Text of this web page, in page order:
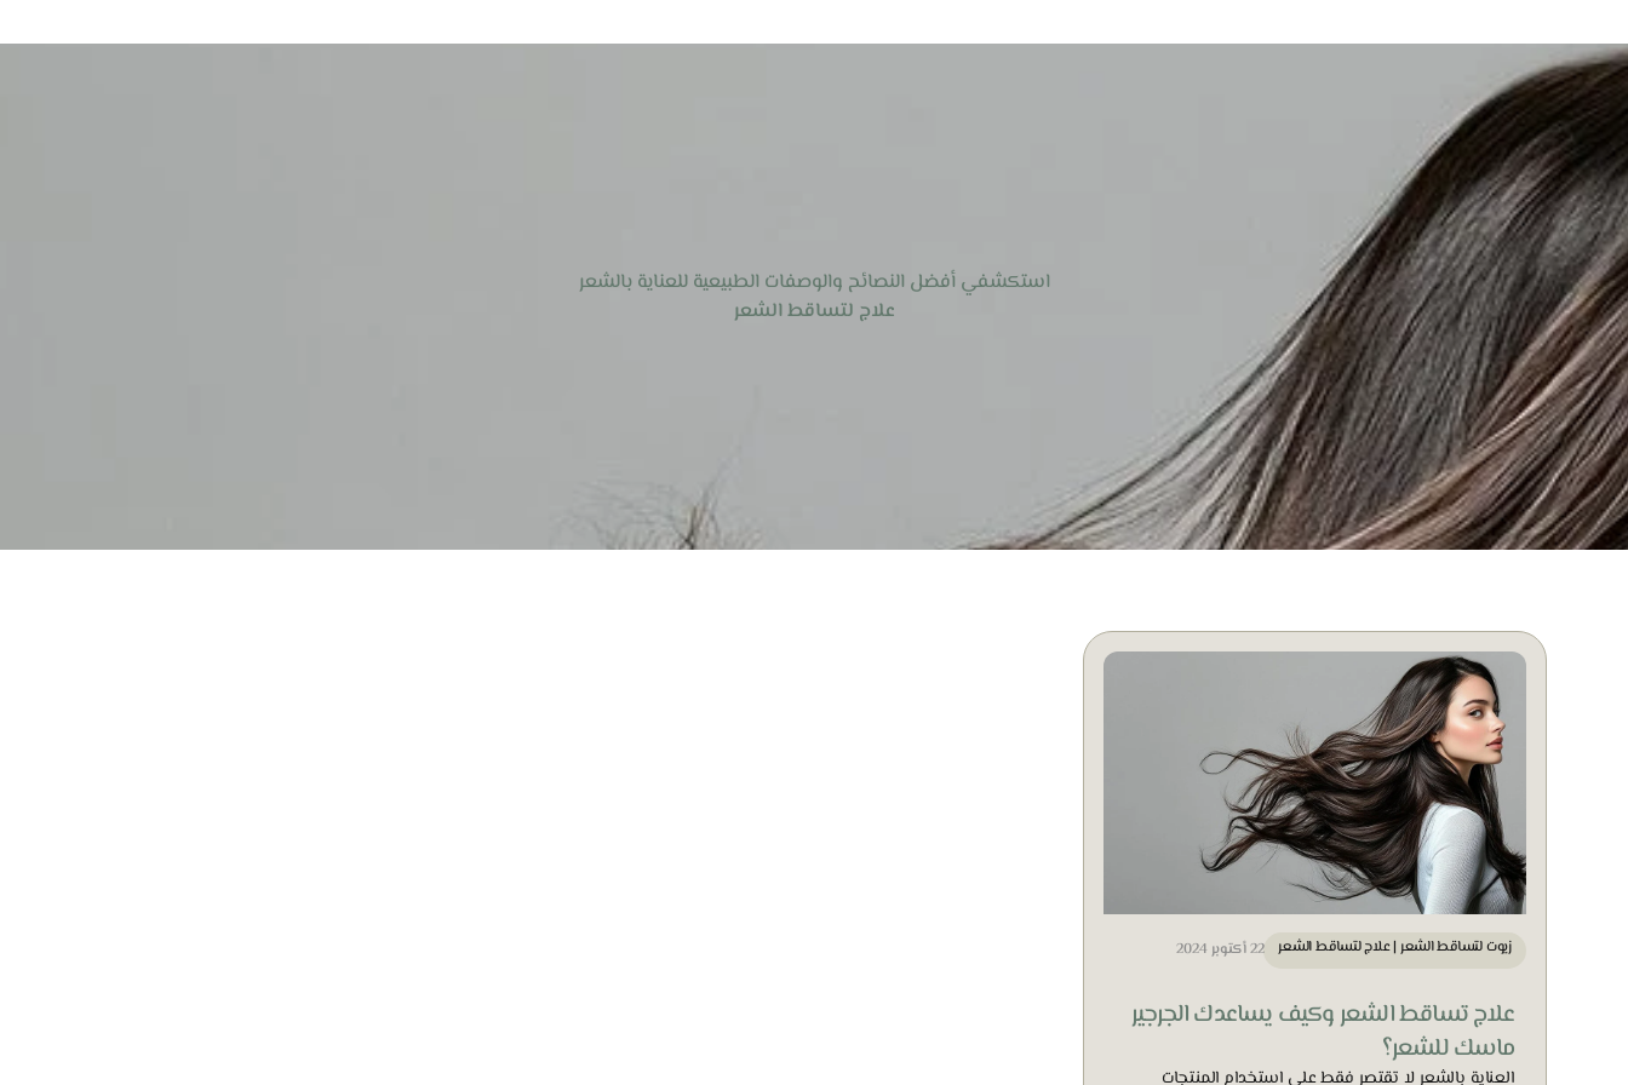
إلى
المحتوى
استكشفي أفضل النصائح والوصفات الطبيعية للعناية بالشعر
علاج لتساقط الشعر
زيوت لتساقط الشعر |علاج لتساقط الشعر 22 أكتوبر 2024
علاج تساقط الشعر وكيف يساعدك الجرجير
ماسك للشعر؟
العناية بالشعر لا تقتصر فقط على استخدام المنتجات